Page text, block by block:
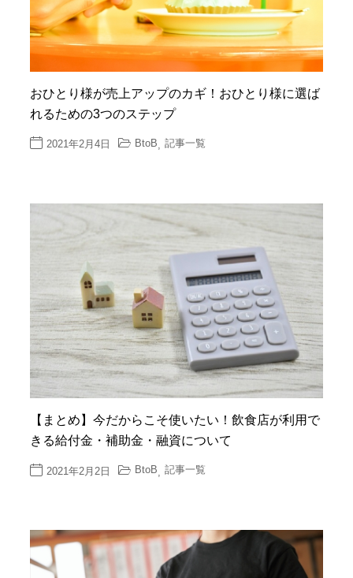
おひとり様が売上アップのカギ！おひとり様に選ば
れるための3つのステップ
2021年2月4日 BtoB, 記事一覧
【まとめ】今だからこそ使いたい！飲食店が利用で
きる給付金・補助金・融資について
2021年2月2日 BtoB 記事一覧